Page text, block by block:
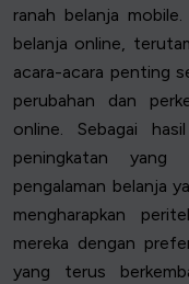
ranah belanja
belanja online,
acara-acara penting
perubahan dan
online. Sebagai
peningkatan
pengalaman belanja
mengharapkan
mereka dengan
yang terus